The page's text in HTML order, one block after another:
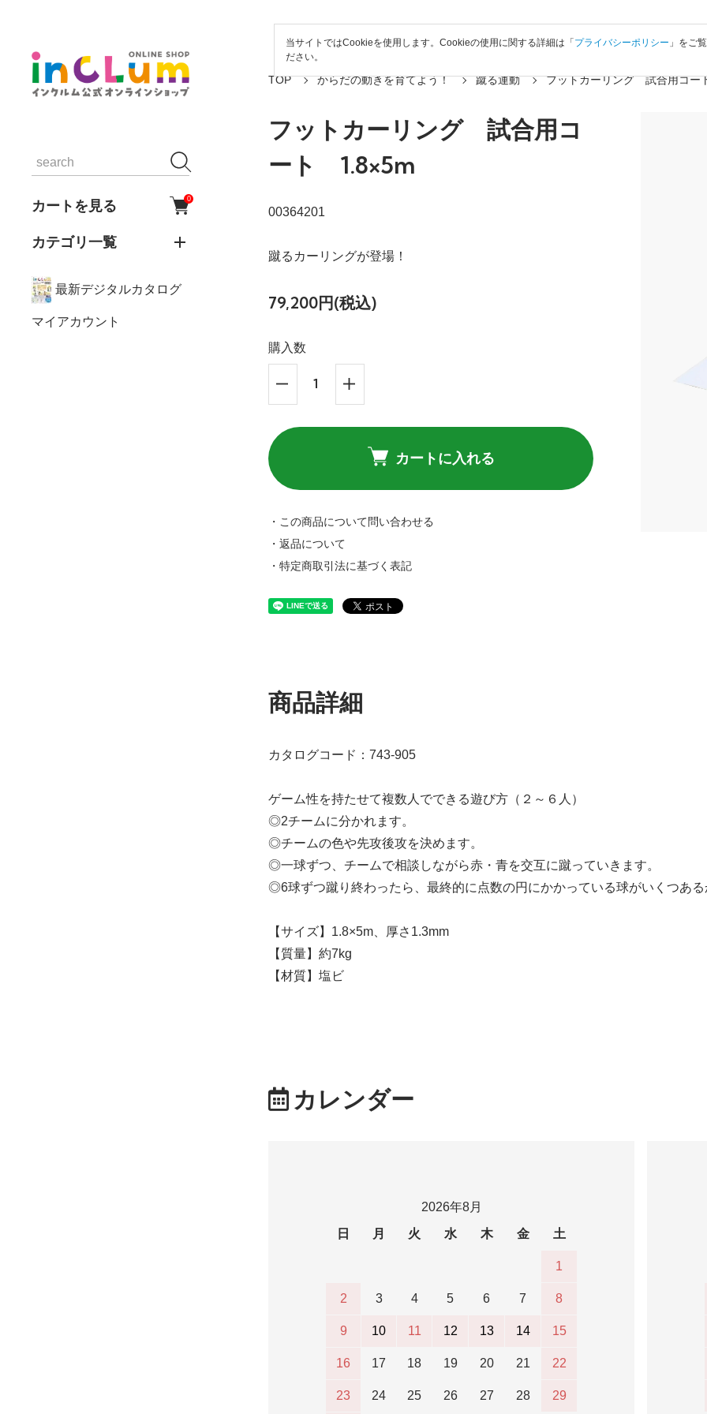
カートを見る 0
カテゴリ一覧
最新デジタルカタログ
マイアカウント
TOP からだの動きを育てよう！ 蹴る運動 フットカーリング 試合用コー
フットカーリング 試合用コ
ート 1.8×5m
00364201
蹴るカーリングが登場！
79,200円(税込)
購入数
カートに入れる
・この商品について問い合わせる
・返品について
・特定商取引法に基づく表記
商品詳細
カタログコード：743-905
ゲーム性を持たせて複数人でできる遊び方（２～６人）
◎2チームに分かれます。
◎チームの色や先攻後攻を決めます。
◎一球ずつ、チームで相談しながら赤・青を交互に蹴っていきます。
◎6球ずつ蹴り終わったら、最終的に点数の円にかかっている球がいくつある
【サイズ】1.8×5m、厚さ1.3mm
【質量】約7kg
【材質】塩ビ
カレンダー
2026年8月
日
月 火 水 木 金 土
1
2 3 4 5 6 7 8
9 10 11 12 13 14 15
16 17 18 19 20 21 22
23 24 25 26 27 28 29
当サイトではCookieを使用します。Cookieの使用に関する詳細は「 プライバシーポリシー 」をご覧
ださい。